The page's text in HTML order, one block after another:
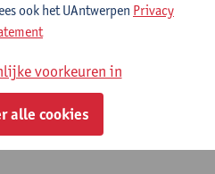
ook het UAntwerpen Privacy
voorkeuren in
alle cookies